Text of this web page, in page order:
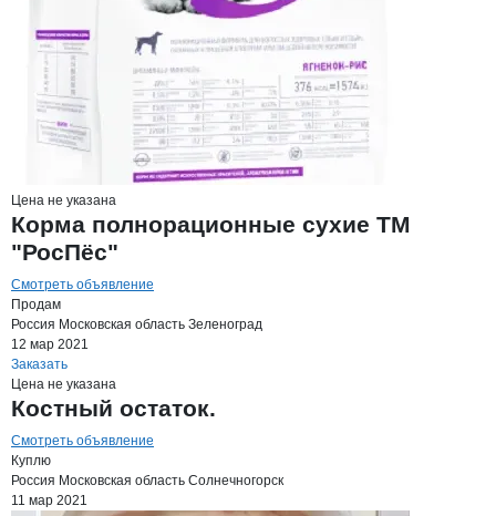
Цена не указана
Корма полнорационные сухие ТМ
"РосПёс"
Смотреть объявление
Продам
Россия Московская область Зеленоград
12 мар 2021
Заказать
Цена не указана
Костный остаток.
Смотреть объявление
Куплю
Россия Московская область Солнечногорск
11 мар 2021